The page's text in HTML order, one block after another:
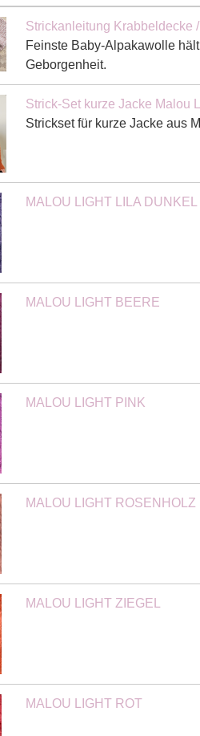
Strickanleitung Krabbeldecke
Feinste Baby-Alpakawolle
Geborgenheit.
Strick-Set kurze Jacke Malou
Strickset für kurze Jacke aus
MALOU LIGHT LILA DUNKEL
MALOU LIGHT BEERE
MALOU LIGHT PINK
MALOU LIGHT ROSENHOLZ
MALOU LIGHT ZIEGEL
MALOU LIGHT ROT